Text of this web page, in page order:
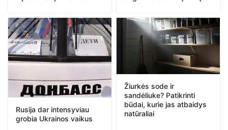
Rusija dar intensyviau
grobia Ukrainos vaikus
Žiurkės sode ir
sandėliuke? Patikrinti
būdai, kurie jas atbaidys
natūraliai